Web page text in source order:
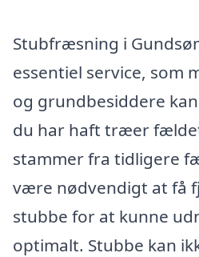
Stubfræsning i
essentiel service, som
og grundbesiddere
du har haft træer
stammer fra tidligere
være nødvendigt at få
stubbe for at kunne
optimalt. Stubbe kan